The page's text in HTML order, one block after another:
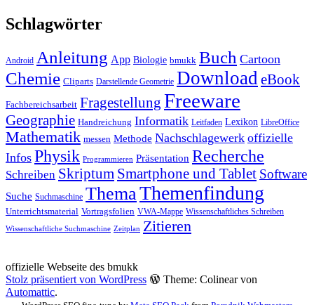
Schlagwörter
Android Anleitung App Biologie bmukk Buch Cartoon
Chemie Cliparts Darstellende Geometrie Download eBook
Fachbereichsarbeit Fragestellung Freeware
Geographie Handreichung Informatik Leitfaden Lexikon LibreOffice
Mathematik messen Methode Nachschlagewerk offizielle
Infos Physik Programmieren Präsentation Recherche
Schreiben Skriptum Smartphone und Tablet Software
Suche Suchmaschine ThemaThemenfindung
Unterrichtsmaterial Vortragsfolien VWA-Mappe Wissenschaftliches Schreiben
Wissenschaftliche Suchmaschine Zeitplan Zitieren
offizielle Webseite des bmukk
Stolz präsentiert von WordPress
Theme: Colinear von
Automattic.